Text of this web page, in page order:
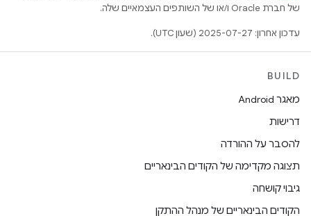
של חברת Oracle ו/או של השותפים העצמאיים שלה.
עדכון אחרון: 2025-07-27 (שעון UTC).
BUILD
מאגר Android
דרישות
להסבר על ההורדה
תצוגה מקדימה של הקודים הבינאריים
גיבוי קושחה
הקודים הבינאריים של מנהל ההתקן